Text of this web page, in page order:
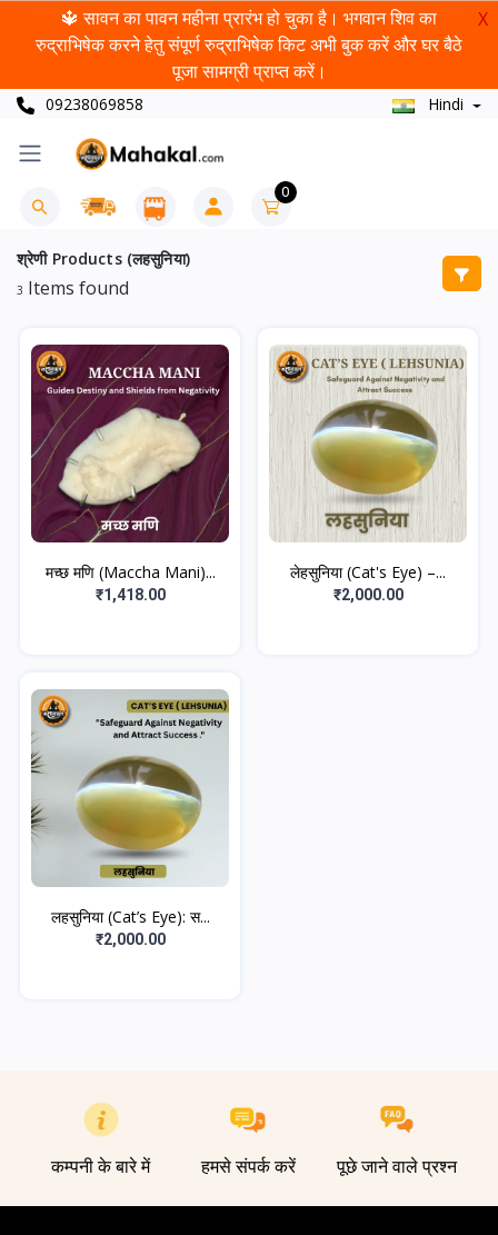
🔱 सावन का पावन महीना प्रारंभ हो चुका है। भगवान शिव का
रुद्राभिषेक करने हेतु संपूर्ण रुद्राभिषेक किट अभी बुक करें और घर बैठे
पूजा सामग्री प्राप्त करें।
X
09238069858 Hindi
0
श्रेणी Products (लहसुनिया)
3 Items found
मच्छ मणि (Maccha Mani)...
₹1,418.00
लेहसुनिया (Cat's Eye) –...
₹2,000.00
लहसुनिया (Cat’s Eye): स...
₹2,000.00
कम्पनी के बारे में हमसे संपर्क करें पूछे जाने वाले प्रश्न